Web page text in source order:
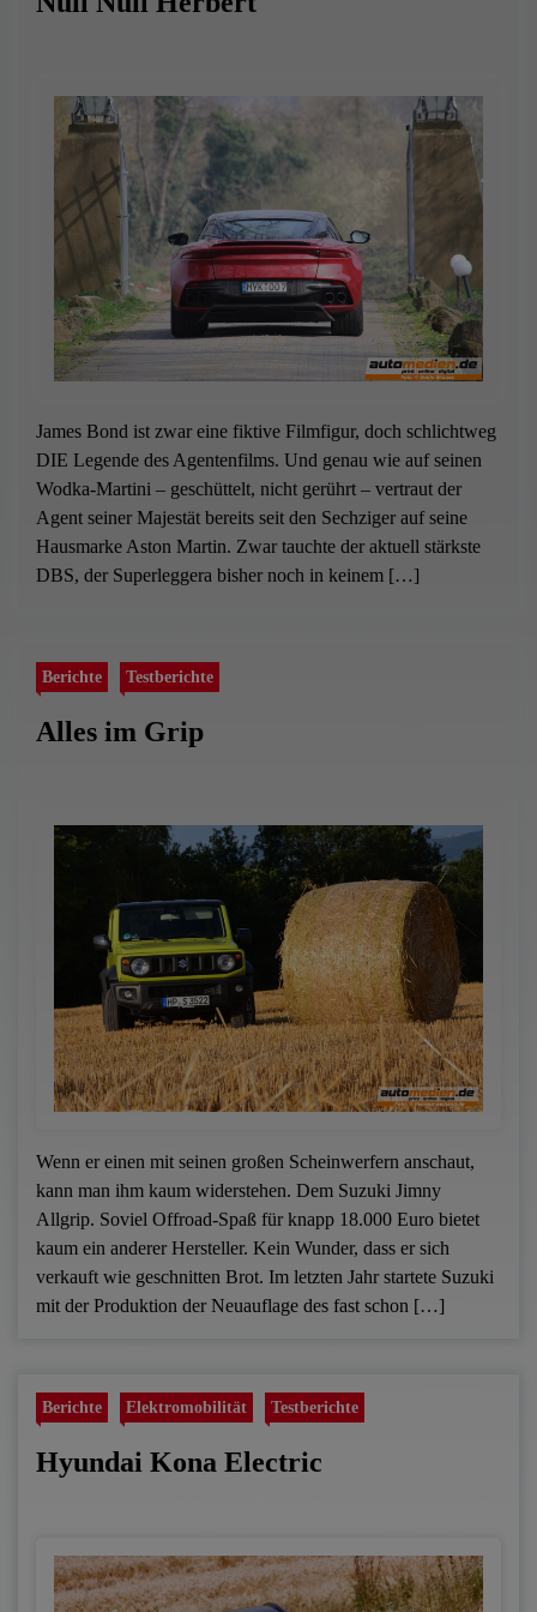
James Bond ist zwar eine fiktive Filmfigur, doch schlichtweg
DIE Legende des Agentenfilms. Und genau wie auf seinen
Wodka-Martini – geschüttelt, nicht gerührt – vertraut der
Agent seiner Majestät bereits seit den Sechziger auf seine
Hausmarke Aston Martin. Zwar tauchte der aktuell stärkste
DBS, der Superleggera bisher noch in keinem […]
Berichte Testberichte
Alles im Grip
Wenn er einen mit seinen großen Scheinwerfern anschaut,
kann man ihm kaum widerstehen. Dem Suzuki Jimny
Allgrip. Soviel Offroad-Spaß für knapp 18.000 Euro bietet
kaum ein anderer Hersteller. Kein Wunder, dass er sich
verkauft wie geschnitten Brot. Im letzten Jahr startete Suzuki
mit der Produktion der Neuauflage des fast schon […]
Berichte Elektromobilität Testberichte
Hyundai Kona Electric